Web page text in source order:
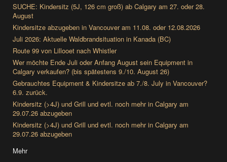
SUCHE: Kindersitz (5J, 126 cm groß) ab Calgary am 27. oder 28.
August
Kindersitze abzugeben in Vancouver am 11.08. oder 12.08.2026
Juli 2026: Aktuelle Waldbrandsituation in Kanada (BC)
Route 99 von Lillooet nach Whistler
Wer möchte Ende Juli oder Anfang August sein Equipment in
Calgary verkaufen? (bis spätestens 9./10. August 26)
Gebrauchtes Equipment & Kindersitze ab 7./8. July in Vancouver?
6.9. zurück.
Kindersitz (>4J) und Grill und evtl. noch mehr in Calgary am
29.07.26 abzugeben
Kindersitz (>4J) und Grill und evtl. noch mehr in Calgary am
29.07.26 abzugeben
Mehr